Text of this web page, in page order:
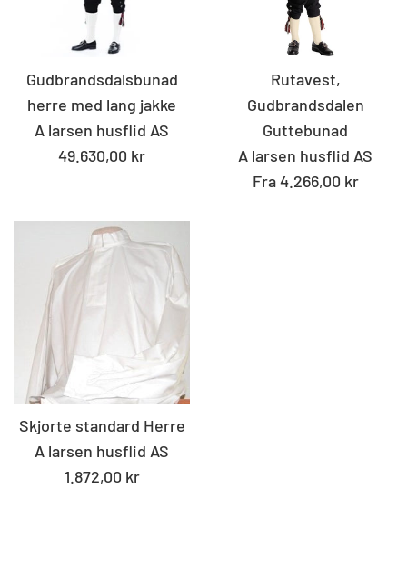
Gudbrandsdalsbunad
herre med lang jakke
A larsen husflid AS
Standard
49.630,00 kr
Rutavest,
Gudbrandsdalen
Guttebunad
A larsen husflid AS
Fra 4.266,00 kr
Skjorte standard Herre
A larsen husflid AS
Standard
1.872,00 kr